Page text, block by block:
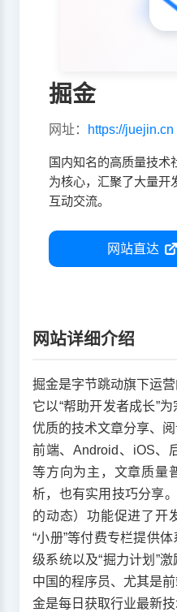
掘金
网址： https://juejin.cn
国内知名的高质量技术
为核心，汇聚了大量开
互动交流。
网站直达
网站详细介绍
掘金是字节跳动旗下运
它以“帮助开发者成长”
优质的技术文章分享、
前端、Android、iOS、
等方向为主，文章质量
析，也有实用技巧分享
的动态）功能促进了开
“小册”等付费专栏提供
级系统以及“掘力计划”
中国的程序员、尤其是
金是每日获取行业最新